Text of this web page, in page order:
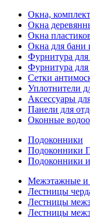
Окна,
Окна
Окна
Окна для бани
Фурнитура для
Фурнитура
Сетки
Уплотнители
Аксессуары
Панели для
Оконные
Подоконники
Подоконники
Подоконники
Межэтажные и
Лестницы
Лестницы
Лестницы